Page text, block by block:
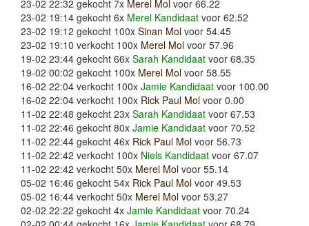
23-02 22:32 gekocht 7x Merel Mol voor 66.22
23-02 19:14 gekocht 6x Merel Kandidaat voor 62.52
23-02 19:12 gekocht 100x Sinan Mol voor 54.45
23-02 19:10 verkocht 100x Merel Mol voor 57.96
19-02 23:44 gekocht 66x Sarah Kandidaat voor 68.35
19-02 00:02 gekocht 100x Merel Mol voor 58.55
16-02 22:04 verkocht 100x Jamie Kandidaat voor 100.00
16-02 22:04 verkocht 100x Rick Paul Mol voor 0.00
11-02 22:48 gekocht 23x Sarah Kandidaat voor 67.53
11-02 22:46 gekocht 80x Jamie Kandidaat voor 70.52
11-02 22:44 gekocht 46x Rick Paul Mol voor 56.73
11-02 22:42 verkocht 100x Niels Kandidaat voor 67.07
11-02 22:42 verkocht 50x Merel Mol voor 55.14
05-02 16:46 gekocht 54x Rick Paul Mol voor 49.53
05-02 16:44 verkocht 50x Merel Mol voor 53.27
02-02 22:22 gekocht 4x Jamie Kandidaat voor 70.24